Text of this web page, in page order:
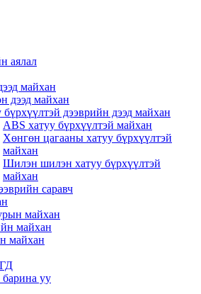
аялал
майхан
дээд майхан
бүрхүүлтэй дээврийн дээд майхан
ABS хатуу бүрхүүлтэй майхан
Хөнгөн цагааны хатуу бүрхүүлтэй
майхан
Шилэн шилэн хатуу бүрхүүлтэй
майхан
саравч
майхан
майхан
майхан
уу